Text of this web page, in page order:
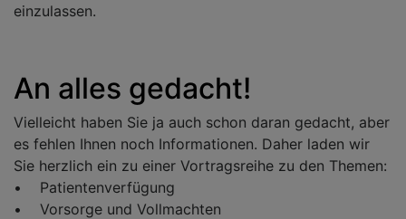
einzulassen.
An alles gedacht!
Vielleicht haben Sie ja auch schon daran gedacht, aber
es fehlen Ihnen noch Informationen. Daher laden wir
Sie herzlich ein zu einer Vortragsreihe zu den Themen:
• Patientenverfügung
• Vorsorge und Vollmachten